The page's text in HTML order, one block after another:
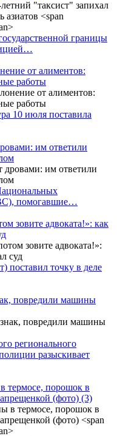
границы
от алиментов:
работы
10 июля поставила
им ответили
помогавшие…
зовите адвоката!»: как
поставил точку в деле
повредили машины
регионального
разыскивает
термосе, порошок в
(фото) (3)